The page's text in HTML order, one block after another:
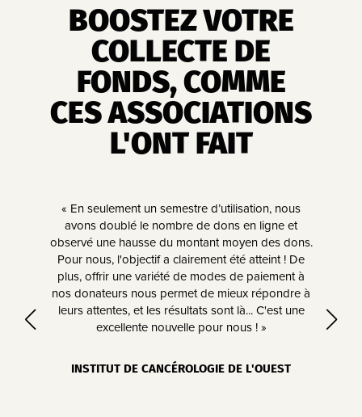
BOOSTEZ VOTRE
COLLECTE DE
FONDS, COMME
CES ASSOCIATIONS
L'ONT FAIT
« En seulement un semestre d’utilisation, nous
avons doublé le nombre de dons en ligne et
observé une hausse du montant moyen des dons.
Pour nous, l'objectif a clairement été atteint ! De
plus, offrir une variété de modes de paiement à
nos donateurs nous permet de mieux répondre à
leurs attentes, et les résultats sont là... C'est une
excellente nouvelle pour nous ! »
INSTITUT DE CANCÉROLOGIE DE L'OUEST